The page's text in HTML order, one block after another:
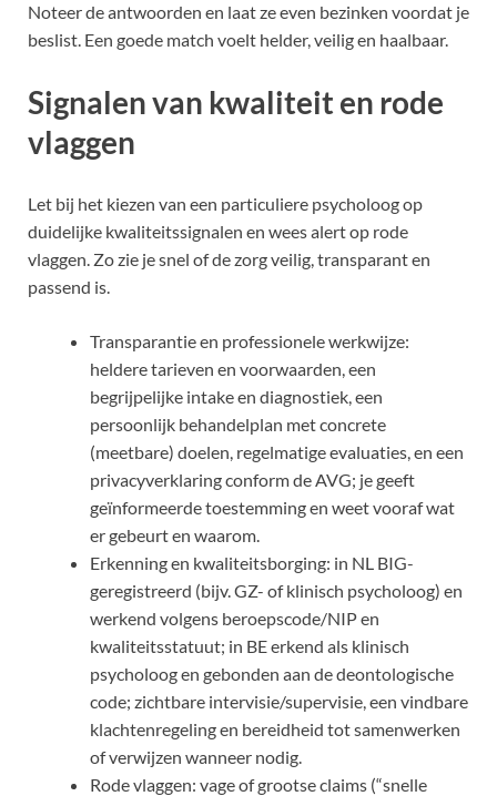
Noteer de antwoorden en laat ze even bezinken voordat je
beslist. Een goede match voelt helder, veilig en haalbaar.
Signalen van kwaliteit en rode
vlaggen
Let bij het kiezen van een particuliere psycholoog op
duidelijke kwaliteits­signalen en wees alert op rode
vlaggen. Zo zie je snel of de zorg veilig, transparant en
passend is.
Transparantie en professionele werkwijze:
heldere tarieven en voorwaarden, een
begrijpelijke intake en diagnostiek, een
persoonlijk behandelplan met concrete
(meetbare) doelen, regelmatige evaluaties, en een
privacyverklaring conform de AVG; je geeft
geïnformeerde toestemming en weet vooraf wat
er gebeurt en waarom.
Erkenning en kwaliteitsborging: in NL BIG-
geregistreerd (bijv. GZ- of klinisch psycholoog) en
werkend volgens beroepscode/NIP en
kwaliteitsstatuut; in BE erkend als klinisch
psycholoog en gebonden aan de deontologische
code; zichtbare intervisie/supervisie, een vindbare
klachtenregeling en bereidheid tot samenwerken
of verwijzen wanneer nodig.
Rode vlaggen: vage of grootse claims (“snelle